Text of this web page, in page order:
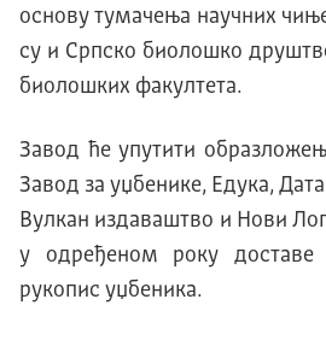
основу тумачења научних
су и Српско биолошко
биолошких факултета.
Завод ће упутити
Завод за уџбенике, Едука,
Вулкан издаваштво и Нови
у одређеном року доставе
рукопис уџбеника.